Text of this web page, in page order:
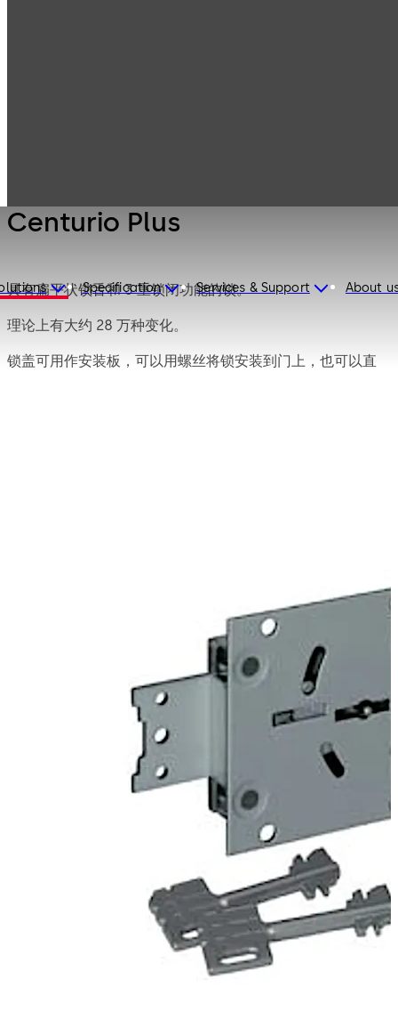
Specification Services & Support About
Centurio Plus
具有扁平状锁舌和 3 重锁闭功能的锁。
理论上有大约 28 万种变化。
锁盖可用作安装板，可以用螺丝将锁安装到门上，也可以直